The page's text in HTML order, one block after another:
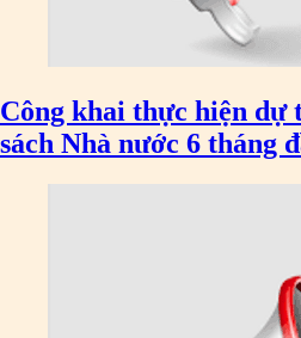
Công khai thực hiện dự
sách Nhà nước 6 tháng